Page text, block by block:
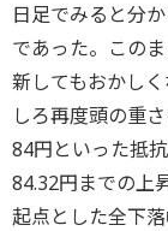
日足でみると分
であった。この
新してもおかし
しろ再度頭の重
84円といった抵
84.32円までの上
起点とした全下